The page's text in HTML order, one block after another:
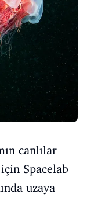
canlılar
Spacelab
uzaya